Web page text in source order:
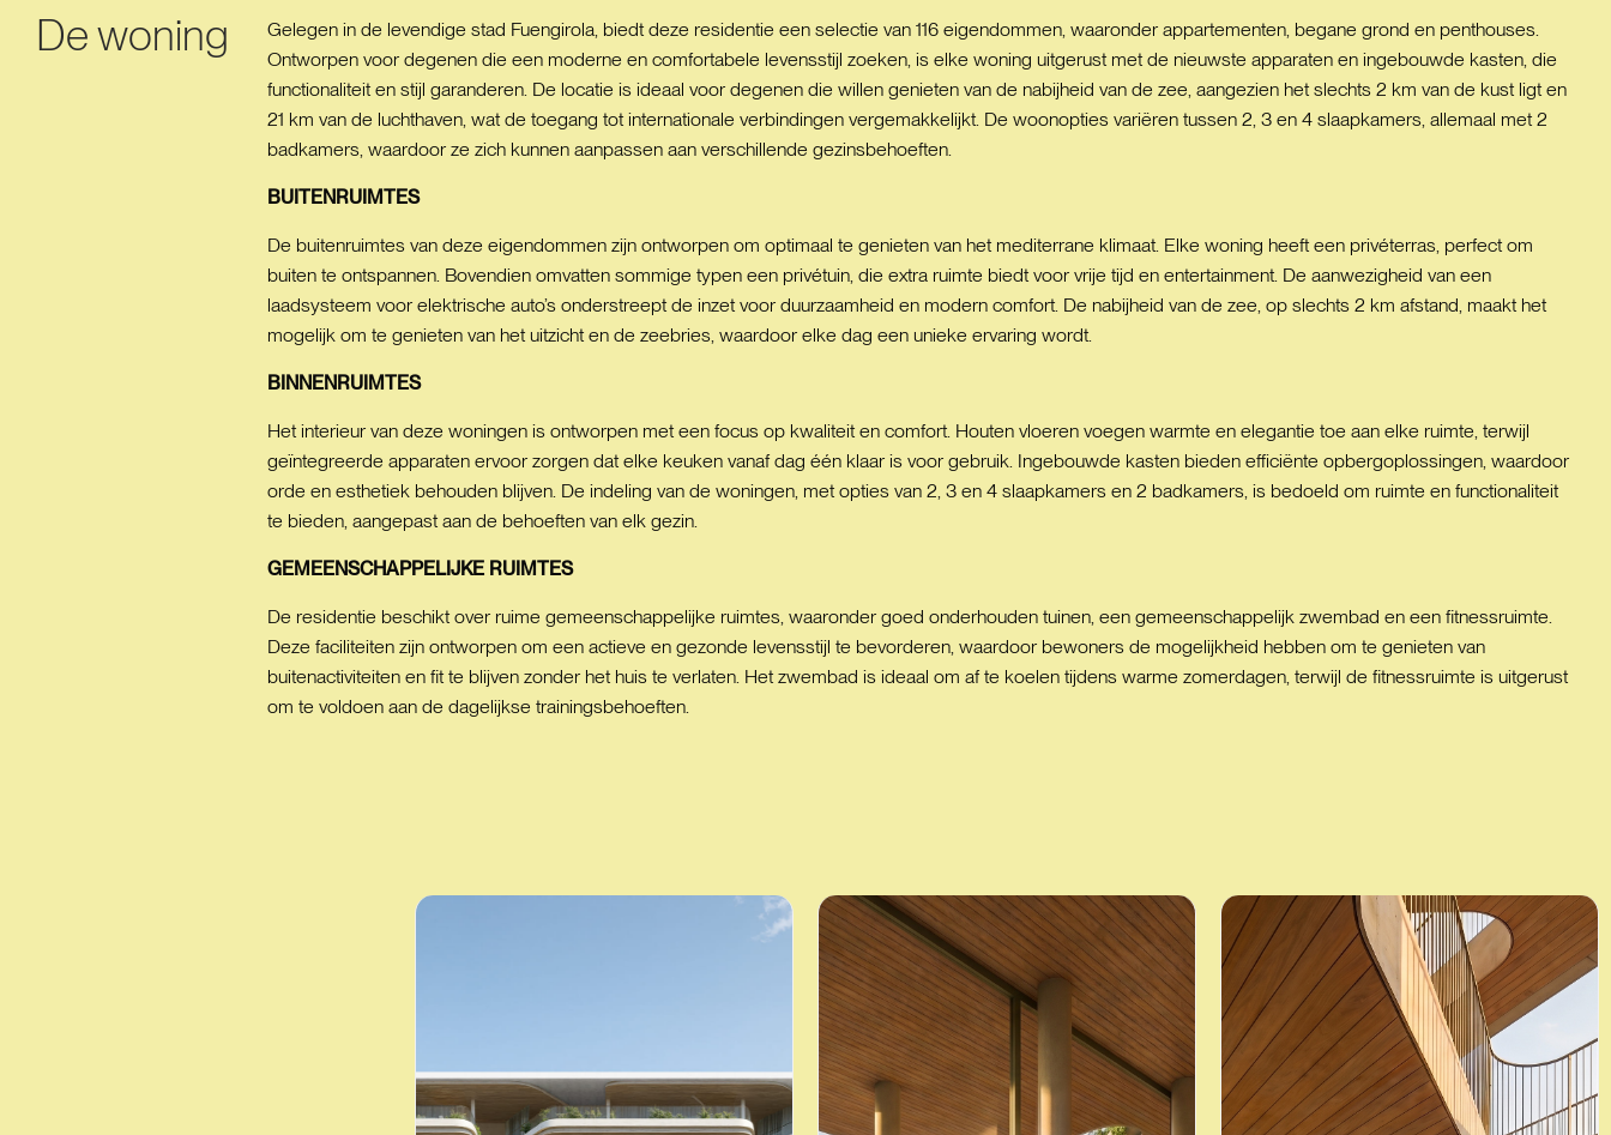
De woning
Gelegen in de levendige stad Fuengirola, biedt deze residentie een selectie van 116 eigendommen, waaronder appartementen, begane grond en penthouses.
Ontworpen voor degenen die een moderne en comfortabele levensstijl zoeken, is elke woning uitgerust met de nieuwste apparaten en ingebouwde kasten, die
functionaliteit en stijl garanderen. De locatie is ideaal voor degenen die willen genieten van de nabijheid van de zee, aangezien het slechts 2 km van de kust ligt en
21 km van de luchthaven, wat de toegang tot internationale verbindingen vergemakkelijkt. De woonopties variëren tussen 2, 3 en 4 slaapkamers, allemaal met 2
badkamers, waardoor ze zich kunnen aanpassen aan verschillende gezinsbehoeften.
BUITENRUIMTES
De buitenruimtes van deze eigendommen zijn ontworpen om optimaal te genieten van het mediterrane klimaat. Elke woning heeft een privéterras, perfect om
buiten te ontspannen. Bovendien omvatten sommige typen een privétuin, die extra ruimte biedt voor vrije tijd en entertainment. De aanwezigheid van een
laadsysteem voor elektrische auto’s onderstreept de inzet voor duurzaamheid en modern comfort. De nabijheid van de zee, op slechts 2 km afstand, maakt het
mogelijk om te genieten van het uitzicht en de zeebries, waardoor elke dag een unieke ervaring wordt.
BINNENRUIMTES
Het interieur van deze woningen is ontworpen met een focus op kwaliteit en comfort. Houten vloeren voegen warmte en elegantie toe aan elke ruimte, terwijl
geïntegreerde apparaten ervoor zorgen dat elke keuken vanaf dag één klaar is voor gebruik. Ingebouwde kasten bieden efficiënte opbergoplossingen, waardoor
orde en esthetiek behouden blijven. De indeling van de woningen, met opties van 2, 3 en 4 slaapkamers en 2 badkamers, is bedoeld om ruimte en functionaliteit
te bieden, aangepast aan de behoeften van elk gezin.
GEMEENSCHAPPELIJKE RUIMTES
De residentie beschikt over ruime gemeenschappelijke ruimtes, waaronder goed onderhouden tuinen, een gemeenschappelijk zwembad en een fitnessruimte.
Deze faciliteiten zijn ontworpen om een actieve en gezonde levensstijl te bevorderen, waardoor bewoners de mogelijkheid hebben om te genieten van
buitenactiviteiten en fit te blijven zonder het huis te verlaten. Het zwembad is ideaal om af te koelen tijdens warme zomerdagen, terwijl de fitnessruimte is uitgerust
om te voldoen aan de dagelijkse trainingsbehoeften.